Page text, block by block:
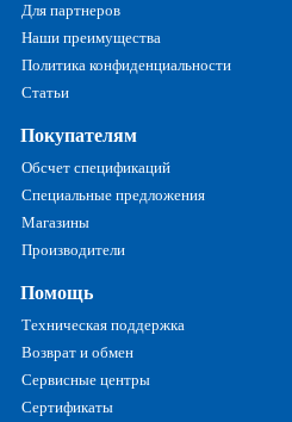
Для партнеров
Наши преимущества
Политика конфиденциальности
Статьи
Покупателям
Обсчет спецификаций
Специальные предложения
Магазины
Производители
Помощь
Техническая поддержка
Возврат и обмен
Сервисные центры
Сертификаты